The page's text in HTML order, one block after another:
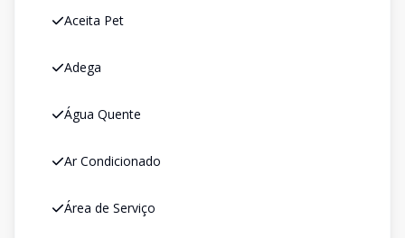
Aceita Pet
Adega
Água Quente
Ar Condicionado
Área de Serviço